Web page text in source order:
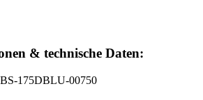
& technische Daten:
175DBLU-00750